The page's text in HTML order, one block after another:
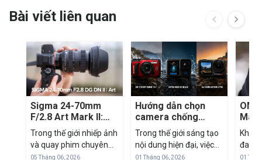
Bài viết liên quan
Sigma 24-70mm
F/2.8 Art Mark II:
'Tiêu Cự Vàng' Để
Tác Nghiệp Trong
Mọi Tình Huống
Trong thế giới nhiếp ảnh
và quay phim chuyên
nghiệp, dải tiêu cự 24-
05 Tháng 06, 2026
Hướng dẫn chọn
camera chống
nước: TG-7 vs
GoPro vs DJI
Trong thế giới sáng tạo
nội dung hiện đại, việc
sở hữu một thiết bị nhỏ
01 Tháng 06, 2026
OM
M43
Khi
đang
đua
01